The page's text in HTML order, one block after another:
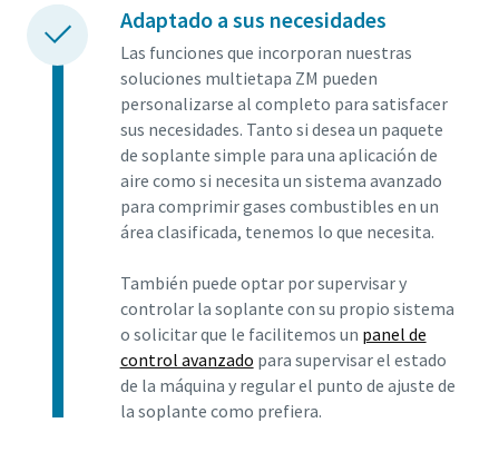
Adaptado a sus necesidades
Las funciones que incorporan nuestras
soluciones multietapa ZM pueden
personalizarse al completo para satisfacer
sus necesidades. Tanto si desea un paquete
de soplante simple para una aplicación de
aire como si necesita un sistema avanzado
para comprimir gases combustibles en un
área clasificada, tenemos lo que necesita.
También puede optar por supervisar y
controlar la soplante con su propio sistema
o solicitar que le facilitemos un panel de
control avanzado para supervisar el estado
de la máquina y regular el punto de ajuste de
la soplante como prefiera.